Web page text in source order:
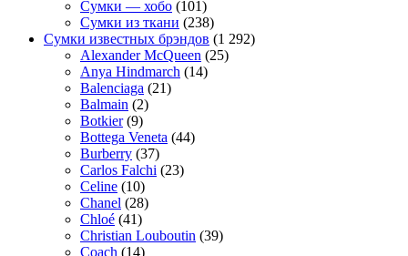
Сумки — хобо (101)
Сумки из ткани (238)
Сумки известных брэндов (1 292)
Alexander McQueen (25)
Anya Hindmarch (14)
Balenciaga (21)
Balmain (2)
Botkier(9)
Bottega Veneta (44)
Burberry (37)
Carlos Falchi (23)
Celine (10)
Chanel (28)
Chloé (41)
Christian Louboutin (39)
Coach (14)